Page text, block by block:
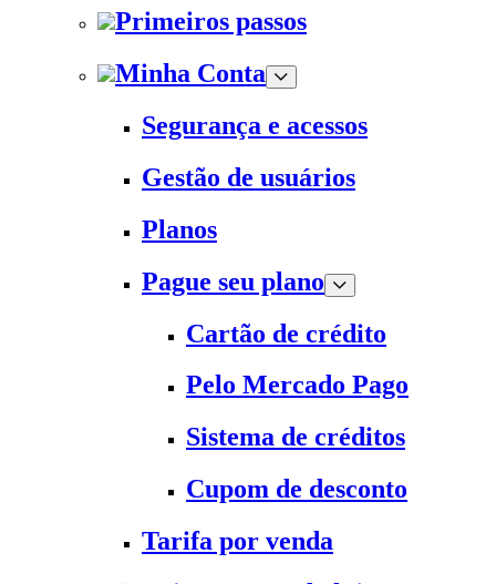
Primeiros passos
Minha Conta
Segurança e acessos
Gestão de usuários
Planos
Pague seu plano
Cartão de crédito
Pelo Mercado Pago
Sistema de créditos
Cupom de desconto
Tarifa por venda